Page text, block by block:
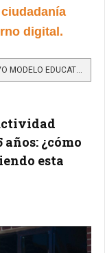
digital.
LEER MÁS…UNIVERSIDADES HÍBRIDAS: EL NUEVO MODELO EDUCATIVO DONDE LA IA SERÁ SU COMPAÑERA DE CLASE
años: ¿cómo
esta